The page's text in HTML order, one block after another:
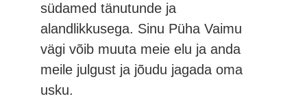
südamed tänutunde ja
alandlikkusega. Sinu Püha Vaimu
vägi võib muuta meie elu ja anda
meile julgust ja jõudu jagada oma
usku.